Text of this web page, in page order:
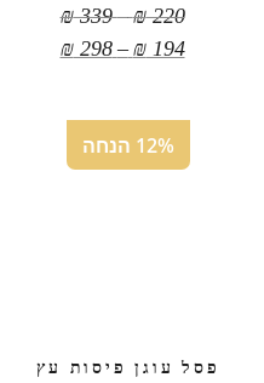
₪220
–
₪339 טווח
₪194
–
₪298
מחירים:
12% הנחה
פסל עוגן פיסות עץ